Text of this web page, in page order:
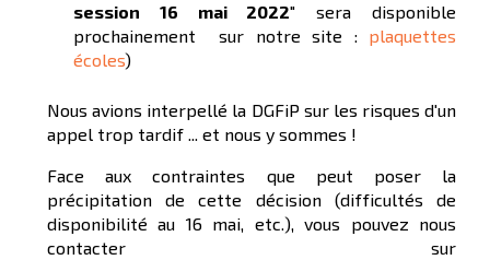
session 16 mai 2022" sera disponible
prochainement sur notre site : plaquettes
écoles)
Nous avions interpellé la DGFiP sur les risques d'un
appel trop tardif ... et nous y sommes !
Face aux contraintes que peut poser la
précipitation de cette décision (difficultés de
disponibilité au 16 mai, etc.), vous pouvez nous
contacter sur